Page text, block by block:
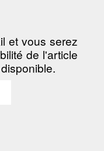
et vous serez
de l'article